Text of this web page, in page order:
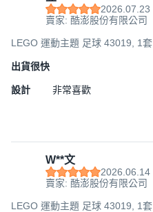
2026.07.23
賣家: 酷澎股份有限公司
LEGO 運動主題 足球 43019, 1套
出貨很快
設計 非常喜歡
W**文
2026.06.14
賣家: 酷澎股份有限公司
LEGO 運動主題 足球 43019, 1套